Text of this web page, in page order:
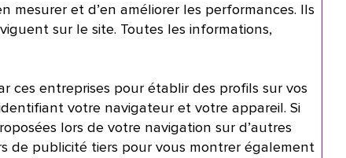
et d’en améliorer les performances. Ils
sur le site. Toutes les informations,
ces entreprises pour établir des profils sur vos
votre navigateur et votre appareil. Si
lors de votre navigation sur d’autres
de publicité tiers pour vous montrer également